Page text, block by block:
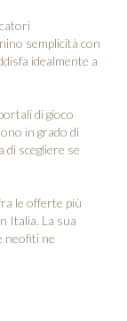
semplicità con
idealmente a
di gioco
in grado di
scegliere se
le offerte più
Italia. La sua
neofiti ne